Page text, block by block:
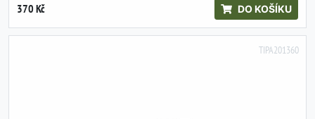
370 Kč DO KOŠÍKU
TIPA201360